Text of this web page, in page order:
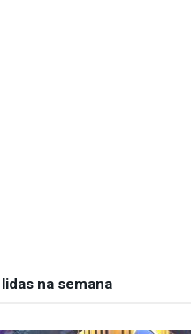
na semana